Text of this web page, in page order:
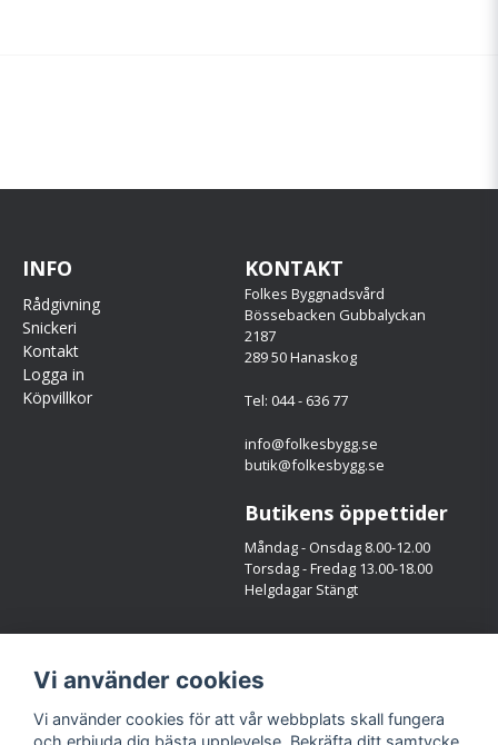
INFO
Rådgivning
Snickeri
Kontakt
Logga in
Köpvillkor
KONTAKT
Folkes Byggnadsvård
Bössebacken Gubbalyckan
2187
289 50 Hanaskog
Tel: 044 - 636 77
info@folkesbygg.se
butik@folkesbygg.se
Butikens öppettider
Måndag - Onsdag 8.00-12.00
Torsdag - Fredag 13.00-18.00
Helgdagar Stängt
Facebook
Instagram
Vi använder cookies
Vi använder cookies för att vår webbplats skall fungera
och erbjuda dig bästa upplevelse. Bekräfta ditt samtycke